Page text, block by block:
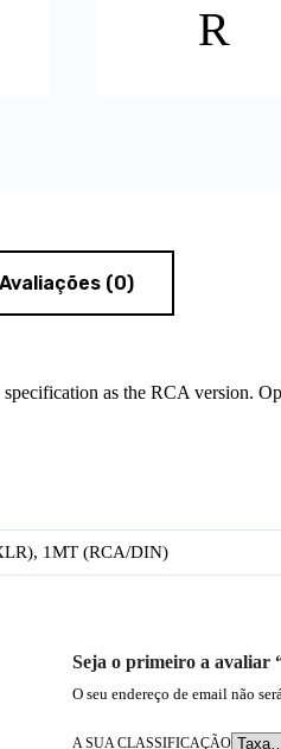
R
Avaliações (0)
specification as the RCA
1MT (RCA/DIN)
Seja o primeiro a
O seu endereço de email não
A SUA CLASSIFICAÇÃO